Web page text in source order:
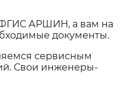
АРШИН, а вам на
документы.
сервисным
Свои инженеры-